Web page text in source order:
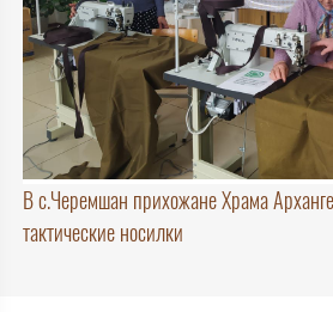
В с.Черемшан прихожане Храма
тактические носилки